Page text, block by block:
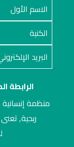
الرابطة
منظمة
ربحية,